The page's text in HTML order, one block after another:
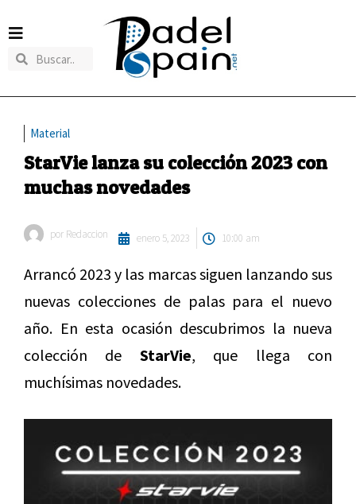
Material
StarVie lanza su colección 2023 con
muchas novedades
por Redaccion enero 5, 2023 10:00 am
Arrancó 2023 y las marcas siguen lanzando sus
nuevas colecciones de palas para el nuevo
año. En esta ocasión descubrimos la nueva
colección de StarVie, que llega con
muchísimas novedades.